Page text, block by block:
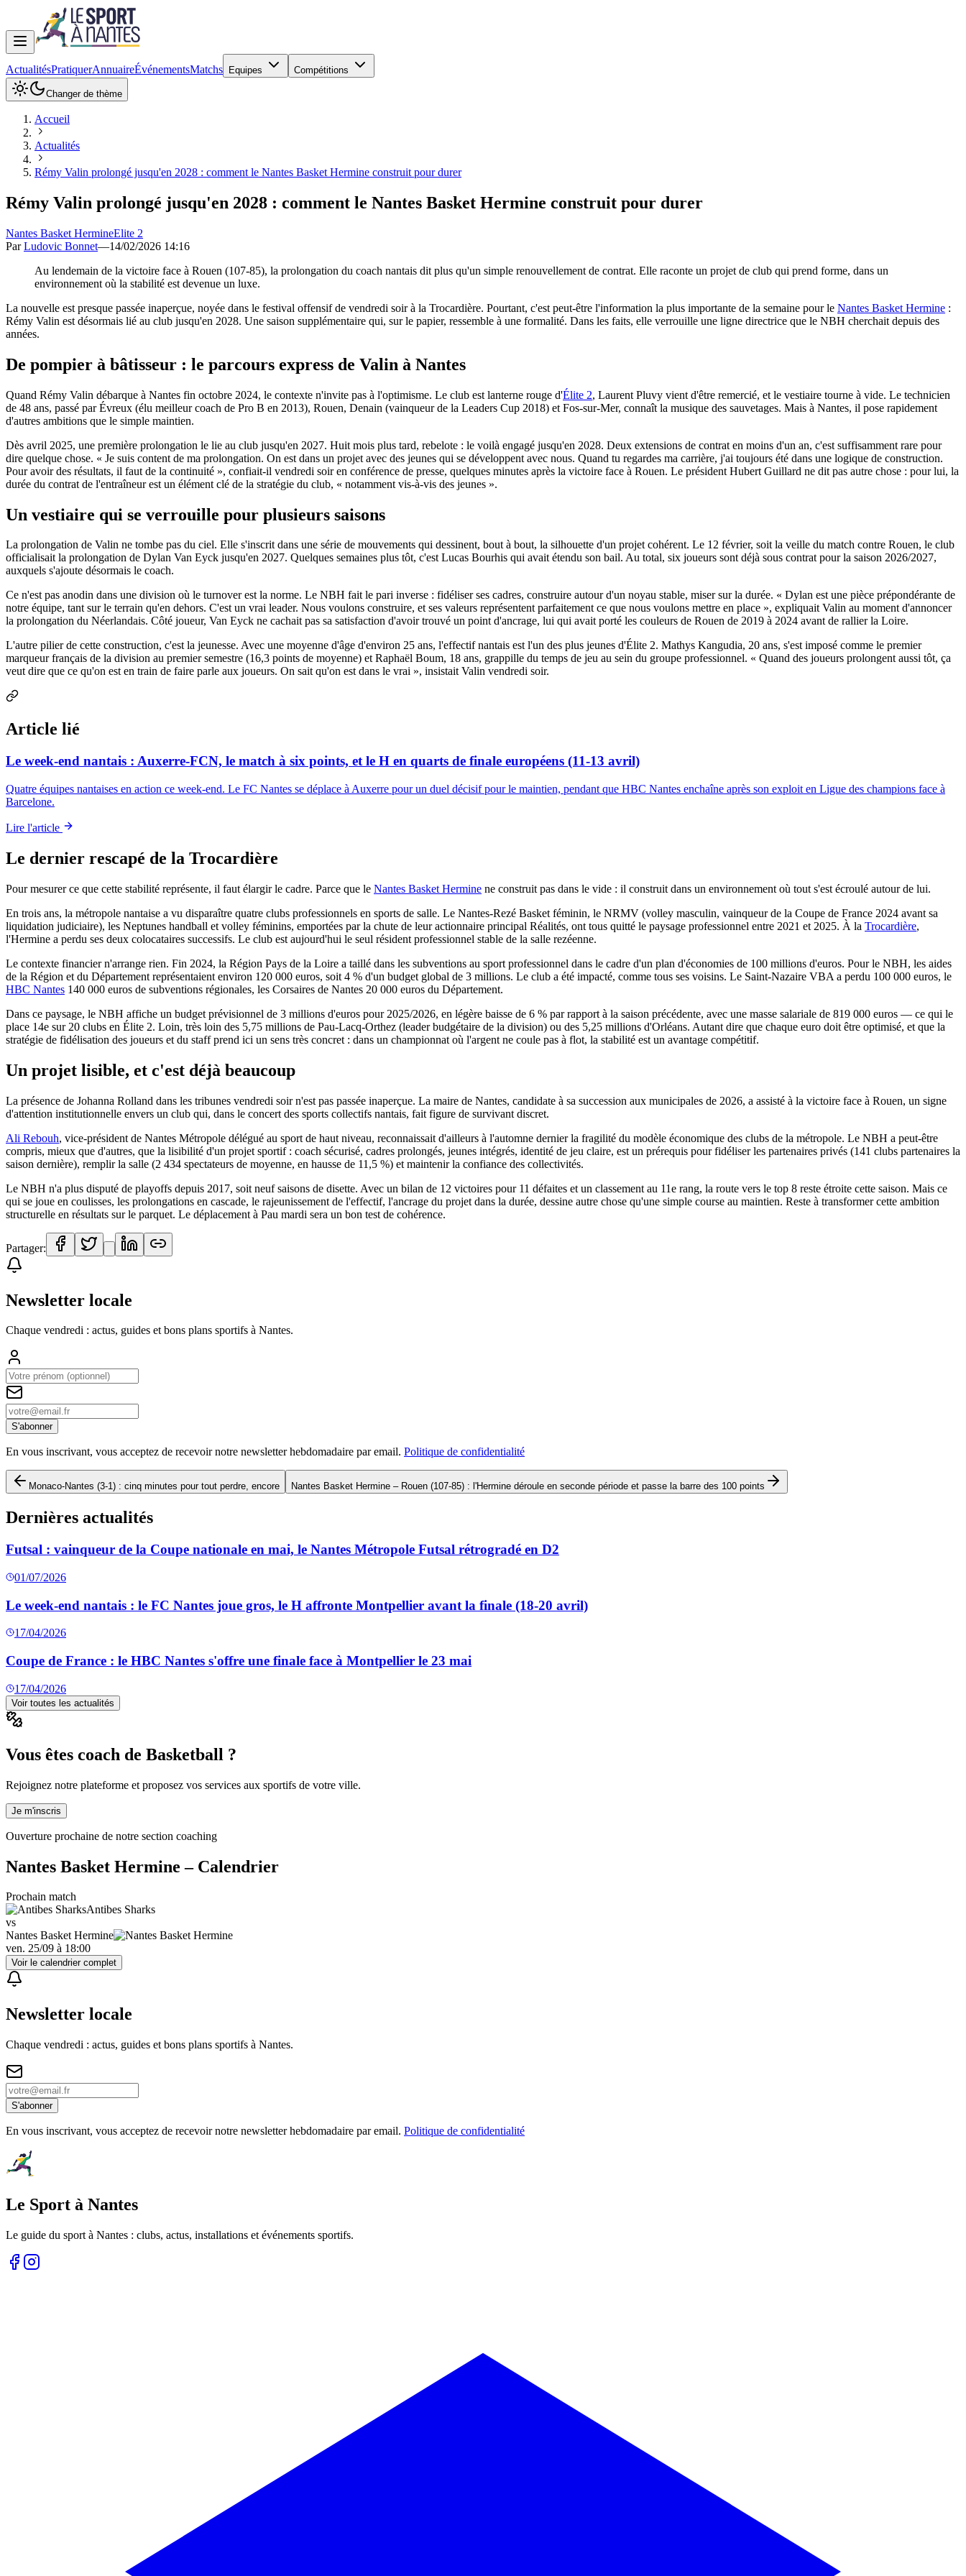
ActualitésPratiquerAnnuaireÉvénementsMatchs Equipes Compétitions
Changer de thème
Accueil
Actualités
Rémy Valin prolongé jusqu'en 2028 : comment le Nantes Basket Hermine construit pour durer
Rémy Valin prolongé jusqu'en 2028 : comment le Nantes Basket Hermine construit pour durer
Nantes Basket HermineElite 2
ParLudovic Bonnet—14/02/2026 14:16
Au lendemain de la victoire face à Rouen (107-85), la prolongation du coach nantais dit plus qu'un simple renouvellement de contrat. Elle raconte un projet de club qui prend forme, dans un
environnement où la stabilité est devenue un luxe.
La nouvelle est presque passée inaperçue, noyée dans le festival offensif de vendredi soir à la Trocardière. Pourtant, c'est peut-être l'information la plus importante de la semaine pour le Nantes Basket Hermine :
Rémy Valin est désormais lié au club jusqu'en 2028. Une saison supplémentaire qui, sur le papier, ressemble à une formalité. Dans les faits, elle verrouille une ligne directrice que le NBH cherchait depuis des
années.
De pompier à bâtisseur : le parcours express de Valin à Nantes
Quand Rémy Valin débarque à Nantes fin octobre 2024, le contexte n'invite pas à l'optimisme. Le club est lanterne rouge d'Élite 2, Laurent Pluvy vient d'être remercié, et le vestiaire tourne à vide. Le technicien
de 48 ans, passé par Évreux (élu meilleur coach de Pro B en 2013), Rouen, Denain (vainqueur de la Leaders Cup 2018) et Fos-sur-Mer, connaît la musique des sauvetages. Mais à Nantes, il pose rapidement
d'autres ambitions que le simple maintien.
Dès avril 2025, une première prolongation le lie au club jusqu'en 2027. Huit mois plus tard, rebelote : le voilà engagé jusqu'en 2028. Deux extensions de contrat en moins d'un an, c'est suffisamment rare pour
dire quelque chose. « Je suis content de ma prolongation. On est dans un projet avec des jeunes qui se développent avec nous. Quand tu regardes ma carrière, j'ai toujours été dans une logique de construction.
Pour avoir des résultats, il faut de la continuité », confiait-il vendredi soir en conférence de presse, quelques minutes après la victoire face à Rouen. Le président Hubert Guillard ne dit pas autre chose : pour lui, la
durée du contrat de l'entraîneur est un élément clé de la stratégie du club, « notamment vis-à-vis des jeunes ».
Un vestiaire qui se verrouille pour plusieurs saisons
La prolongation de Valin ne tombe pas du ciel. Elle s'inscrit dans une série de mouvements qui dessinent, bout à bout, la silhouette d'un projet cohérent. Le 12 février, soit la veille du match contre Rouen, le club
officialisait la prolongation de Dylan Van Eyck jusqu'en 2027. Quelques semaines plus tôt, c'est Lucas Bourhis qui avait étendu son bail. Au total, six joueurs sont déjà sous contrat pour la saison 2026/2027,
auxquels s'ajoute désormais le coach.
Ce n'est pas anodin dans une division où le turnover est la norme. Le NBH fait le pari inverse : fidéliser ses cadres, construire autour d'un noyau stable, miser sur la durée. « Dylan est une pièce prépondérante de
notre équipe, tant sur le terrain qu'en dehors. C'est un vrai leader. Nous voulons construire, et ses valeurs représentent parfaitement ce que nous voulons mettre en place », expliquait Valin au moment d'annoncer
la prolongation du Néerlandais. Côté joueur, Van Eyck ne cachait pas sa satisfaction d'avoir trouvé un point d'ancrage, lui qui avait porté les couleurs de Rouen de 2019 à 2024 avant de rallier la Loire.
L'autre pilier de cette construction, c'est la jeunesse. Avec une moyenne d'âge d'environ 25 ans, l'effectif nantais est l'un des plus jeunes d'Élite 2. Mathys Kangudia, 20 ans, s'est imposé comme le premier
marqueur français de la division au premier semestre (16,3 points de moyenne) et Raphaël Boum, 18 ans, grappille du temps de jeu au sein du groupe professionnel. « Quand des joueurs prolongent aussi tôt, ça
veut dire que ce qu'on est en train de faire parle aux joueurs. On sait qu'on est dans le vrai », insistait Valin vendredi soir.
Article lié
Le week-end nantais : Auxerre-FCN, le match à six points, et le H en quarts de finale européens (11-13 avril)
Quatre équipes nantaises en action ce week-end. Le FC Nantes se déplace à Auxerre pour un duel décisif pour le maintien, pendant que HBC Nantes enchaîne après son exploit en Ligue des champions face à
Barcelone.
Lire l'article
Le dernier rescapé de la Trocardière
Pour mesurer ce que cette stabilité représente, il faut élargir le cadre. Parce que le Nantes Basket Hermine ne construit pas dans le vide : il construit dans un environnement où tout s'est écroulé autour de lui.
En trois ans, la métropole nantaise a vu disparaître quatre clubs professionnels en sports de salle. Le Nantes-Rezé Basket féminin, le NRMV (volley masculin, vainqueur de la Coupe de France 2024 avant sa
liquidation judiciaire), les Neptunes handball et volley féminins, emportées par la chute de leur actionnaire principal Réalités, ont tous quitté le paysage professionnel entre 2021 et 2025. À la Trocardière,
l'Hermine a perdu ses deux colocataires successifs. Le club est aujourd'hui le seul résident professionnel stable de la salle rezéenne.
Le contexte financier n'arrange rien. Fin 2024, la Région Pays de la Loire a taillé dans les subventions au sport professionnel dans le cadre d'un plan d'économies de 100 millions d'euros. Pour le NBH, les aides
de la Région et du Département représentaient environ 120 000 euros, soit 4 % d'un budget global de 3 millions. Le club a été impacté, comme tous ses voisins. Le Saint-Nazaire VBA a perdu 100 000 euros, le
HBC Nantes 140 000 euros de subventions régionales, les Corsaires de Nantes 20 000 euros du Département.
Dans ce paysage, le NBH affiche un budget prévisionnel de 3 millions d'euros pour 2025/2026, en légère baisse de 6 % par rapport à la saison précédente, avec une masse salariale de 819 000 euros — ce qui le
place 14e sur 20 clubs en Élite 2. Loin, très loin des 5,75 millions de Pau-Lacq-Orthez (leader budgétaire de la division) ou des 5,25 millions d'Orléans. Autant dire que chaque euro doit être optimisé, et que la
stratégie de fidélisation des joueurs et du staff prend ici un sens très concret : dans un championnat où l'argent ne coule pas à flot, la stabilité est un avantage compétitif.
Un projet lisible, et c'est déjà beaucoup
La présence de Johanna Rolland dans les tribunes vendredi soir n'est pas passée inaperçue. La maire de Nantes, candidate à sa succession aux municipales de 2026, a assisté à la victoire face à Rouen, un signe
d'attention institutionnelle envers un club qui, dans le concert des sports collectifs nantais, fait figure de survivant discret.
Ali Rebouh, vice-président de Nantes Métropole délégué au sport de haut niveau, reconnaissait d'ailleurs à l'automne dernier la fragilité du modèle économique des clubs de la métropole. Le NBH a peut-être
compris, mieux que d'autres, que la lisibilité d'un projet sportif : coach sécurisé, cadres prolongés, jeunes intégrés, identité de jeu claire, est un prérequis pour fidéliser les partenaires privés (141 clubs partenaires la
saison dernière), remplir la salle (2 434 spectateurs de moyenne, en hausse de 11,5 %) et maintenir la confiance des collectivités.
Le NBH n'a plus disputé de playoffs depuis 2017, soit neuf saisons de disette. Avec un bilan de 12 victoires pour 11 défaites et un classement au 11e rang, la route vers le top 8 reste étroite cette saison. Mais ce
qui se joue en coulisses, les prolongations en cascade, le rajeunissement de l'effectif, l'ancrage du projet dans la durée, dessine autre chose qu'une simple course au maintien. Reste à transformer cette ambition
structurelle en résultats sur le parquet. Le déplacement à Pau mardi sera un bon test de cohérence.
Partager:
Newsletter locale
Chaque vendredi : actus, guides et bons plans sportifs à Nantes.
S'abonner
En vous inscrivant, vous acceptez de recevoir notre newsletter hebdomadaire par email. Politique de confidentialité
Monaco-Nantes (3-1) : cinq minutes pour tout perdre, encore Nantes Basket Hermine – Rouen (107-85) : l'Hermine déroule en seconde période et passe la barre des 100 points
Dernières actualités
Futsal : vainqueur de la Coupe nationale en mai, le Nantes Métropole Futsal rétrogradé en D2
01/07/2026
Le week-end nantais : le FC Nantes joue gros, le H affronte Montpellier avant la finale (18-20 avril)
17/04/2026
Coupe de France : le HBC Nantes s'offre une finale face à Montpellier le 23 mai
17/04/2026
Voir toutes les actualités
Vous êtes coach de Basketball ?
Rejoignez notre plateforme et proposez vos services aux sportifs de votre ville.
Je m'inscris
Ouverture prochaine de notre section coaching
Nantes Basket Hermine – Calendrier
Prochain match
Antibes Sharks
vs
Nantes Basket Hermine
ven. 25/09 à 18:00
Voir le calendrier complet
Newsletter locale
Chaque vendredi : actus, guides et bons plans sportifs à Nantes.
S'abonner
En vous inscrivant, vous acceptez de recevoir notre newsletter hebdomadaire par email. Politique de confidentialité
Le Sport à Nantes
Le guide du sport à Nantes : clubs, actus, installations et événements sportifs.